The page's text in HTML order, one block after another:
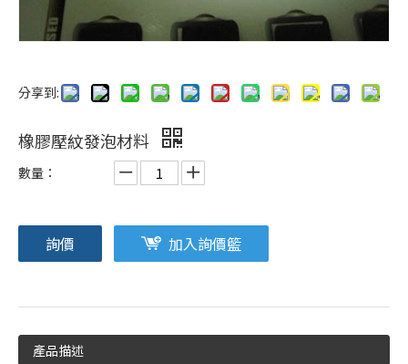
分享到:
橡膠壓紋發泡材料
數量：
詢價 加入詢價籃
產品描述